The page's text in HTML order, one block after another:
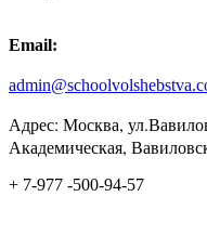
Email:
Адрес: Москва,
Академическая,
+ 7-977 -500-94-57